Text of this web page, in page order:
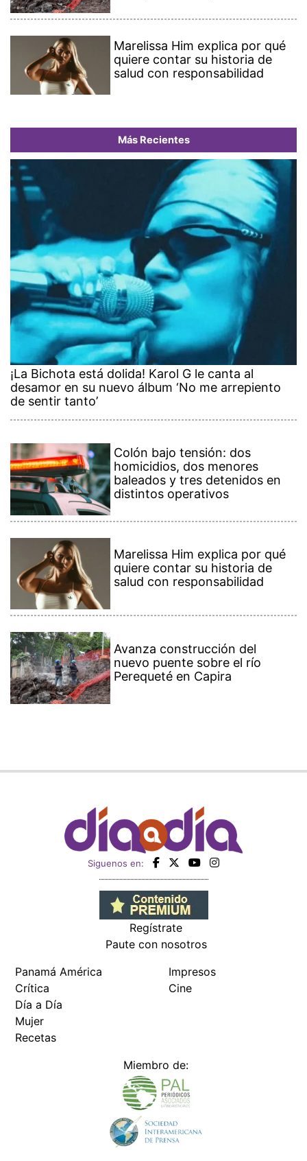
Marelissa Him explica por qué
quiere contar su historia de
salud con responsabilidad
Más Recientes
¡La Bichota está dolida! Karol G le canta al
desamor en su nuevo álbum ‘No me arrepiento
de sentir tanto’
Colón bajo tensión: dos
homicidios, dos menores
baleados y tres detenidos en
distintos operativos
Marelissa Him explica por qué
quiere contar su historia de
salud con responsabilidad
Avanza construcción del
nuevo puente sobre el río
Perequeté en Capira
Siguenos en:
Regístrate
Paute con nosotros
Panamá América
Crítica
Día a Día
Mujer
Recetas
Impresos
Cine
Miembro de: